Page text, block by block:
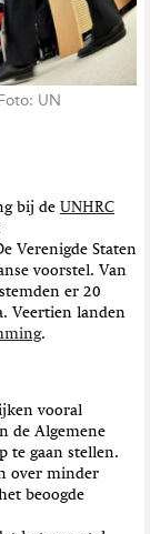
UN
bij de UNHRC
Verenigde Staten
voorstel. Van
er 20
Veertien landen
.
vooral
de Algemene
te gaan stellen.
over minder
beoogde